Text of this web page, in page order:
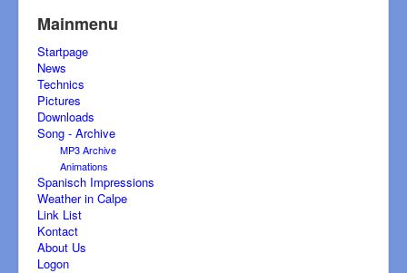
Mainmenu
Startpage
News
Technics
Pictures
Downloads
Song - Archive
MP3 Archive
Animations
Spanisch Impressions
Weather in Calpe
Link List
Kontact
About Us
Logon